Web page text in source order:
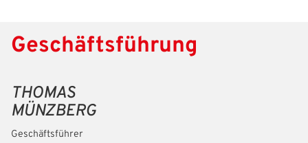
Geschäftsführung
THOMAS
MÜNZBERG
Geschäftsführer